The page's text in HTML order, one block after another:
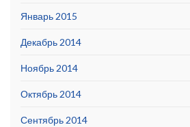
Январь 2015
Декабрь 2014
Ноябрь 2014
Октябрь 2014
Сентябрь 2014